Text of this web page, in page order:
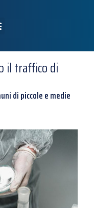
il traffico di
di piccole e medie